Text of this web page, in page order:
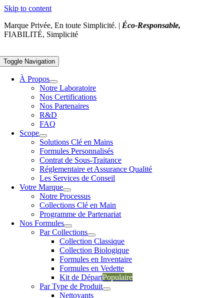
Skip to content
Marque Privée, En toute Simplicité. | Éco-Responsable,
FIABILITÉ, Simplicité
Toggle Navigation
À Propos
Notre Laboratoire
Nos Certifications
Nos Partenaires
R&D
FAQ
Scope
Solutions Clé en Mains
Formules Personnalisés
Contrat de Sous-Traitance
Réglementaire et Assurance Qualité
Les Services de Conseil
Votre Marque
Notre Processus
Collections Clé en Main
Programme de Partenariat
Nos Formules
Par Collections
Collection Classique
Collection Biologique
Formules en Inventaire
Formules en Vedette
Kit de DépartPopulaire
Par Type de Produit
Nettoyants